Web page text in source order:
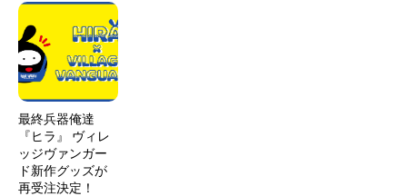
最終兵器俺達
『ヒラ』 ヴィレ
ッジヴァンガー
ド新作グッズが
再受注決定！